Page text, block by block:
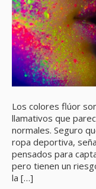
Los colores flúor
llamativos que
normales. Seguro
ropa deportiva,
pensados para
pero tienen un
la […]